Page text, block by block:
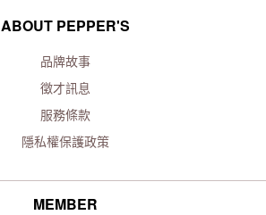
ABOUT PEPPER'S
品牌故事
徵才訊息
服務條款
隱私權保護政策
MEMBER